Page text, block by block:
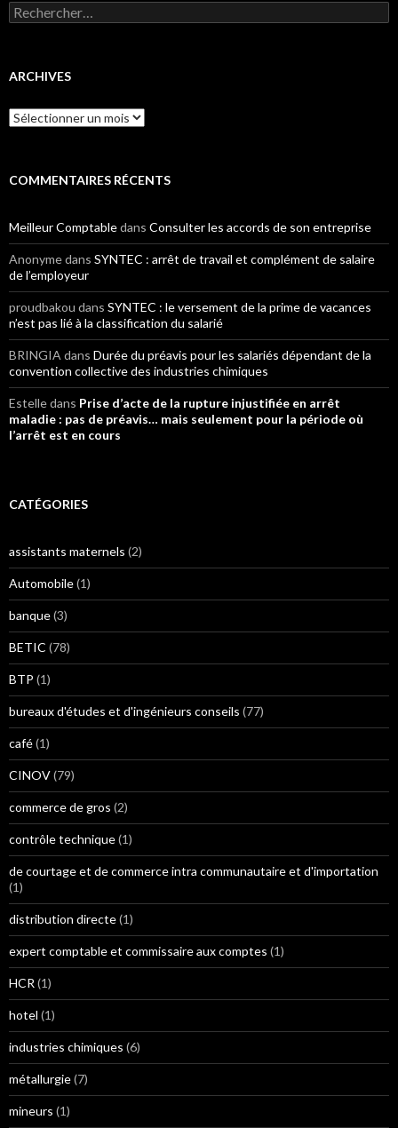
Rechercher :
ARCHIVES
Archives
COMMENTAIRES RÉCENTS
Meilleur Comptabledans Consulter les accords de son entreprise
Anonymedans SYNTEC : arrêt de travail et complément de salaire
de l’employeur
proudbakou dans SYNTEC : le versement de la prime de vacances
n’est pas lié à la classification du salarié
BRINGIA dans Durée du préavis pour les salariés dépendant de la
convention collective des industries chimiques
Estelledans Prise d’acte de la rupture injustifiée en arrêt
maladie : pas de préavis… mais seulement pour la période où
l’arrêt est en cours
CATÉGORIES
assistants maternels (2)
Automobile(1)
banque(3)
BETIC (78)
BTP (1)
bureaux d'études et d'ingénieurs conseils (77)
café(1)
CINOV(79)
commerce de gros (2)
contrôle technique(1)
de courtage et de commerce intra communautaire et d'importation
(1)
distribution directe(1)
expert comptable et commissaire aux comptes (1)
HCR (1)
hotel (1)
industries chimiques (6)
métallurgie(7)
mineurs (1)